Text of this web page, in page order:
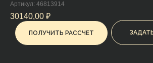
ПОЛУЧИТЬ РАССЧЕТ
Артикул: 46813914
30140,00 ₽